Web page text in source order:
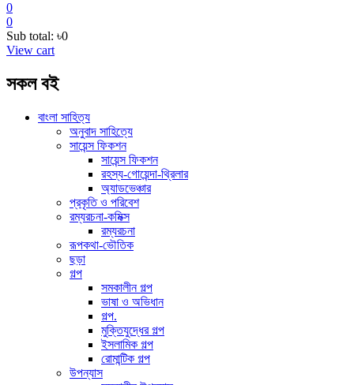
0
0
Sub total: ৳0
View cart
সকল বই
বাংলা সাহিত্য
অনুবাদ সাহিত্যে
সায়েন্স ফিকশন
সায়েন্স ফিকশন
রহস্য-গোয়েন্দা-থ্রিলার
অ্যাডভেঞ্চার
প্রকৃতি ও পরিবেশ
রম্যরচনা-কমিক্স
রম্যরচনা
রূপকথা-ভৌতিক
ছড়া
গল্প
সমকালীন গল্প
ভাষা ও অভিধান
গল্প.
মুক্তিযুদ্ধের গল্প
ইসলামিক গল্প
রোমান্টিক গল্প
উপন্যাস